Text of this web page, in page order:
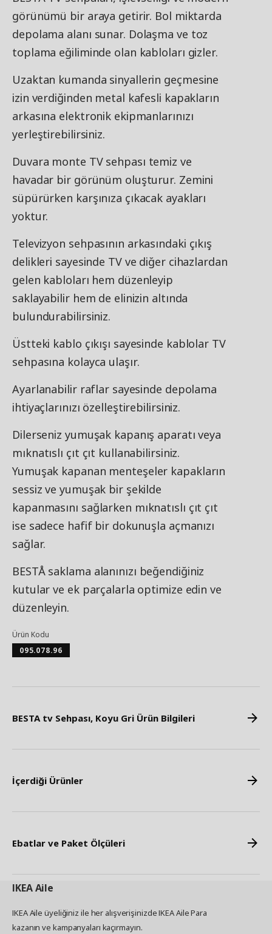
görünümü bir araya getirir. Bol miktarda
depolama alanı sunar. Dolaşma ve toz
toplama eğiliminde olan kabloları gizler.
Uzaktan kumanda sinyallerin geçmesine
izin verdiğinden metal kafesli kapakların
arkasına elektronik ekipmanlarınızı
yerleştirebilirsiniz.
Duvara monte TV sehpası temiz ve
havadar bir görünüm oluşturur. Zemini
süpürürken karşınıza çıkacak ayakları
yoktur.
Televizyon sehpasının arkasındaki çıkış
delikleri sayesinde TV ve diğer cihazlardan
gelen kabloları hem düzenleyip
saklayabilir hem de elinizin altında
bulundurabilirsiniz.
Üstteki kablo çıkışı sayesinde kablolar TV
sehpasına kolayca ulaşır.
Ayarlanabilir raflar sayesinde depolama
ihtiyaçlarınızı özelleştirebilirsiniz.
Dilerseniz yumuşak kapanış aparatı veya
mıknatıslı çıt çıt kullanabilirsiniz.
Yumuşak kapanan menteşeler kapakların
sessiz ve yumuşak bir şekilde
kapanmasını sağlarken mıknatıslı çıt çıt
ise sadece hafif bir dokunuşla açmanızı
sağlar.
BESTÅ saklama alanınızı beğendiğiniz
kutular ve ek parçalarla optimize edin ve
düzenleyin.
Ürün Kodu
095.078.96
BESTA tv Sehpası, Koyu Gri Ürün Bilgileri
İçerdiği Ürünler
Ebatlar ve Paket Ölçüleri
IKEAAile
IKEA Aile üyeliğiniz ile her alışverişinizde IKEA Aile Para
kazanın ve kampanyaları kaçırmayın.